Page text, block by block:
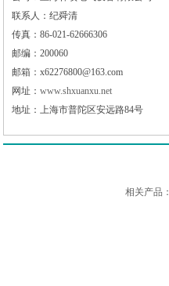
联系人：纪舜清
传真：86-021-62666306
邮编：200060
邮箱：x62276800@163.com
网址： www.shxuanxu.net
地址：上海市普陀区安远路84号
相关产品：